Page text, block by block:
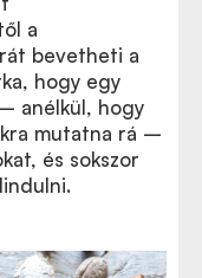
a
bevetheti a
hogy egy
anélkül, hogy
mutatna rá –
és sokszor